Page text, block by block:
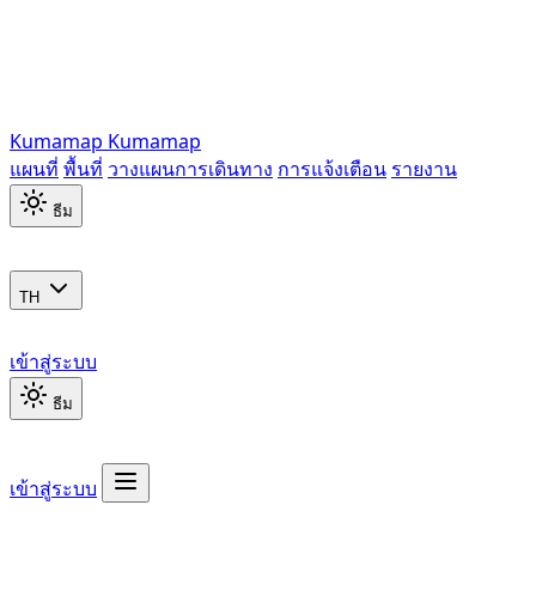
Kumamap Kumamap
แผนที่ พื้นที่ วางแผนการเดินทาง การแจ้งเตือน รายงาน
ธีม
TH
เข้าสู่ระบบ
ธีม
เข้าสู่ระบบ